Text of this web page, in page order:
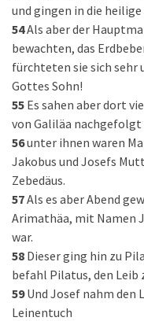
und gingen in die
54Als aber der
bewachten, das
fürchteten sie sich sehr
Gottes Sohn!
55 Es sahen aber dort
von Galiläa
56unter ihnen waren
Jakobus und Josefs
Zebedäus.
57Als es aber Abend
Arimathäa, mit Namen
war.
58 Dieser ging hin zu
befahl Pilatus, den Leib
59 Und Josef nahm den
Leinentuch